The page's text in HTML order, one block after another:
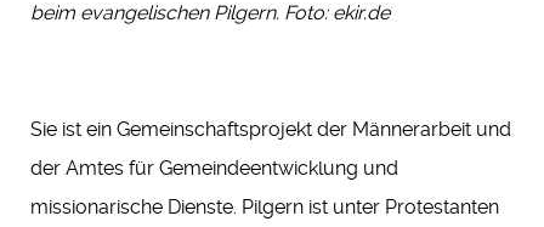
beim evangelischen Pilgern. Foto: ekir.de
Sie ist ein Gemeinschaftsprojekt der Männerarbeit und
der Amtes für Gemeindeentwicklung und
missionarische Dienste. Pilgern ist unter Protestanten